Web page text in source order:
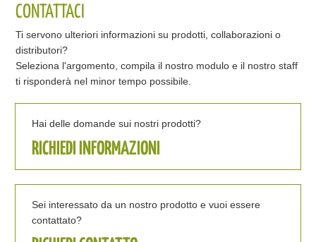
CONTATTACI
Ti servono ulteriori informazioni su prodotti, collaborazioni o
distributori?
Seleziona l'argomento, compila il nostro modulo e il nostro staff
ti risponderà nel minor tempo possibile.
Hai delle domande sui nostri prodotti?
RICHIEDI INFORMAZIONI
Sei interessato da un nostro prodotto e vuoi essere
contattato?